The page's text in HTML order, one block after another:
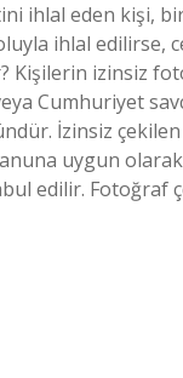
ihlal eden kişi, bir
ihlal edilirse,
Kişilerin izinsiz
Cumhuriyet
İzinsiz
uygun
edilir. Fotoğraf